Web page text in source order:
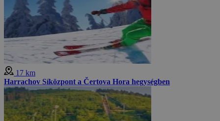
17 km
Harrachov Síközpont a Čertova Hora hegységben